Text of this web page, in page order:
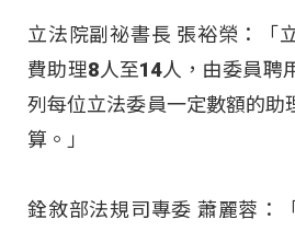
立法院副祕書長 張裕榮：「
費助理8人至14人，由委員聘
列每位立法委員一定數額的助
算。」​
銓敘部法規司專委 蕭麗蓉：